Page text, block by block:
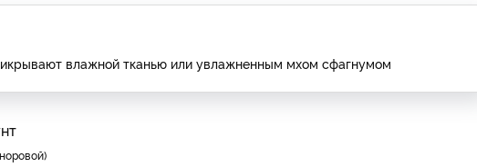
влажной тканью или увлажненным мхом сфагнумом